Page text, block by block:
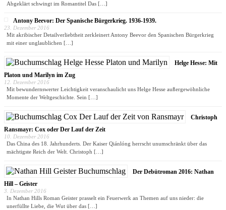
Abgeklärt schwingt im Romantitel Das […]
Antony Beevor: Der Spanische Bürgerkrieg. 1936-1939.
23. Dezember 2016
Mit akribischer Detailverliebtheit zerkleinert Antony Beevor den Spanischen Bürgerkrieg
mit einer unglaublichen […]
Helge Hesse: Mit
Platon und Marilyn im Zug
12. Dezember 2016
Mit bewundernswerter Leichtigkeit veranschaulicht uns Helge Hesse außergewöhnliche
Momente der Weltgeschichte. Sein […]
Christoph
Ransmayr: Cox oder Der Lauf der Zeit
10. Dezember 2016
Das China des 18. Jahrhunderts. Der Kaiser Qiánlóng herrscht unumschränkt über das
mächtigste Reich der Welt. Christoph […]
Der Debütroman 2016: Nathan
Hill – Geister
3. Dezember 2016
In Nathan Hills Roman Geister prasselt ein Feuerwerk an Themen auf uns nieder: die
unerfüllte Liebe, die Wut über das […]